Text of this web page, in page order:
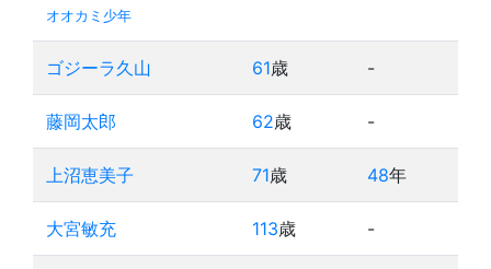
オオカミ少年
ゴジーラ久山 61歳 -
藤岡太郎 62歳 -
上沼恵美子 71歳 48年
大宮敏充 113歳 -